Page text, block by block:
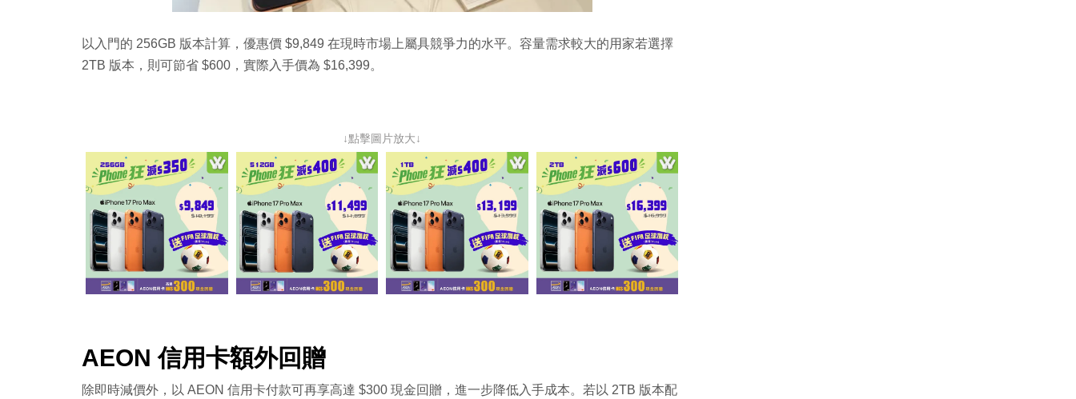
以入門的 256GB 版本計算，優惠價 $9,849 在現時市場上屬具競爭力的水平。容量需求較大的用家若選擇
2TB 版本，則可節省 $600，實際入手價為 $16,399。
↓點擊圖片放大↓
AEON 信用卡額外回贈
除即時減價外，以 AEON 信用卡付款可再享高達 $300 現金回贈，進一步降低入手成本。若以 2TB 版本配